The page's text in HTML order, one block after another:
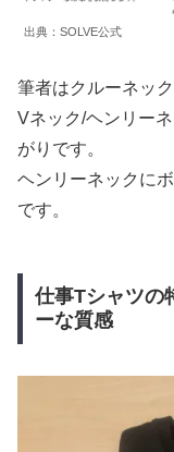
出典：SOLVE公式
筆者はクルーネッ
Vネック/ヘンリー
がりです。
ヘンリーネックに
です。
仕事Tシャツの
ーな質感